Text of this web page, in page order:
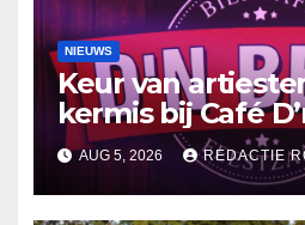
NIEUWS
Keur van
kermis bij Café
AUG 5, 2026 REDACTIE